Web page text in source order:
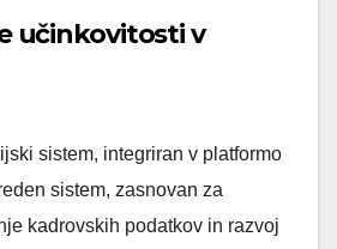
učinkovitosti v
sistem, integriran v platformo
sistem, zasnovan za
kadrovskih podatkov in razvoj